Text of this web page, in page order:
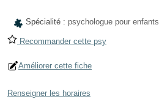
Spécialité : psychologue pour enfants
Recommander cette psy
Améliorer cette fiche
Renseigner les horaires